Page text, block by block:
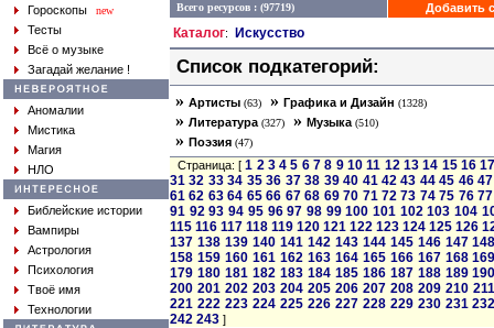
Гороскопы
new
Тесты
Всё о музыке
Загадай желание !
Аномалии
Мистика
Магия
НЛО
Библейские истории
Вампиры
Астрология
Психология
Твоё имя
Технологии
Всего ресурсов : (97719) Добавить
Каталог: Искусство
Список подкатегорий:
» Артисты (63) » Графика и Дизайн (1328)
» Литература (327) » Музыка (510)
» Поэзия (47)
Страница: [1 2 3 4 5 6 7 8 9 10 11 12 13 14 15 16
31 32 33 34 35 36 37 38 39 40 41 42 43 44 45 46 47
61 62 63 64 65 66 67 68 69 70 71 72 73 74 75 76 77
91 92 93 94 95 96 97 98 99 100 101 102 103 104
115 116 117 118 119 120 121 122 123 124 125 126
137 138 139 140 141 142 143 144 145 146 147
158 159 160 161 162 163 164 165 166 167 168
179 180 181 182 183 184 185 186 187 188 189
200 201 202 203 204 205 206 207 208 209 210 211
221 222 223 224 225 226 227 228 229 230 231
242 243 ]